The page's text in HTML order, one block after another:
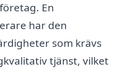
En
har den
som krävs
tjänst, vilket